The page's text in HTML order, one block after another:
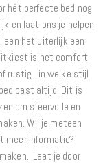
hét perfecte bed nog
en laat ons je helpen
het uiterlijk een
is het comfort
rustig.. in welke stijl
past altijd. Dit is
om sfeervolle en
Wil je meteen
meer informatie?
Laat je door